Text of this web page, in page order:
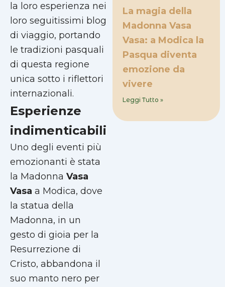
la loro esperienza nei
loro seguitissimi blog
di viaggio, portando
le tradizioni pasquali
di questa regione
unica sotto i riflettori
internazionali.
Esperienze
indimenticabili
Uno degli eventi più
emozionanti è stata
la Madonna Vasa
Vasa a Modica, dove
la statua della
Madonna, in un
gesto di gioia per la
Resurrezione di
Cristo, abbandona il
suo manto nero per
La magia della
Madonna Vasa
Vasa: a Modica la
Pasqua diventa
emozione da
vivere
Leggi Tutto »